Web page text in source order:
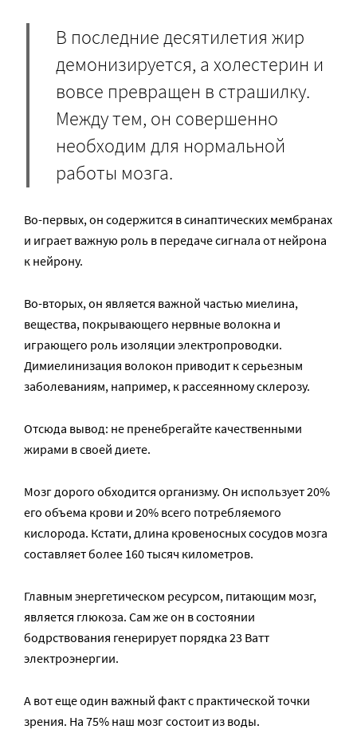
В последние десятилетия жир
демонизируется, а холестерин и
вовсе превращен в страшилку.
Между тем, он совершенно
необходим для нормальной
работы мозга.
Во-первых, он содержится в синаптических мембранах
и играет важную роль в передаче сигнала от нейрона
к нейрону.
Во-вторых, он является важной частью миелина,
вещества, покрывающего нервные волокна и
играющего роль изоляции электропроводки.
Димиелинизация волокон приводит к серьезным
заболеваниям, например, к рассеянному склерозу.
Отсюда вывод: не пренебрегайте качественными
жирами в своей диете.
Мозг дорого обходится организму. Он использует 20%
его объема крови и 20% всего потребляемого
кислорода. Кстати, длина кровеносных сосудов мозга
составляет более 160 тысяч километров.
Главным энергетическом ресурсом, питающим мозг,
является глюкоза. Сам же он в состоянии
бодрствования генерирует порядка 23 Ватт
электроэнергии.
А вот еще один важный факт с практической точки
зрения. На 75% наш мозг состоит из воды.